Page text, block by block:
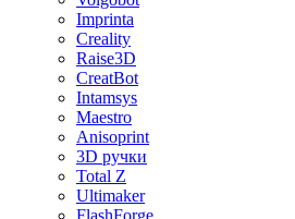
Imprinta
Creality
Raise3D
CreatBot
Intamsys
Maestro
Anisoprint
3D ручки
Total Z
Ultimaker
FlashForge